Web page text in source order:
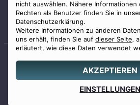
nicht auswählen. Nähere Informationen
Rechten als Benutzer finden Sie in
Datenschutzerklärung.
Weitere Informationen zu anderen
uns erhält, finden Sie auf dieser Seite,
erläutert, wie diese Daten verwendet
AKZEPTIEREN
EINSTELLUNGEN
0800 88 44 04
Staatlich
© 2026 Benu GmbH. Alle Rechte vorbehalten.